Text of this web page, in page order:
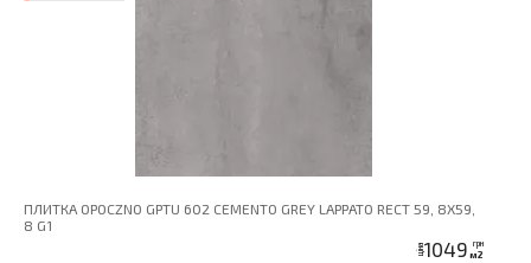
ПЛИТКА OPOCZNO GPTU 602 CEMENTO GREY LAPPATO RECT 59, 8X59,
8 G1
ціна1049 грн
м2